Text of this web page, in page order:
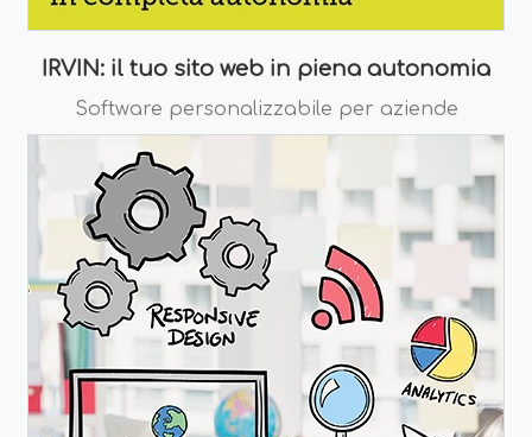
IRVIN: il tuo sito web in piena autonomia
Software personalizzabile per aziende